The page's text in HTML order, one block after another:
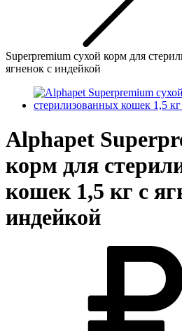
Superpremium сухой корм для
ягненок с индейкой
Alphapet
корм для
кошек 1,5 кг с
индейкой